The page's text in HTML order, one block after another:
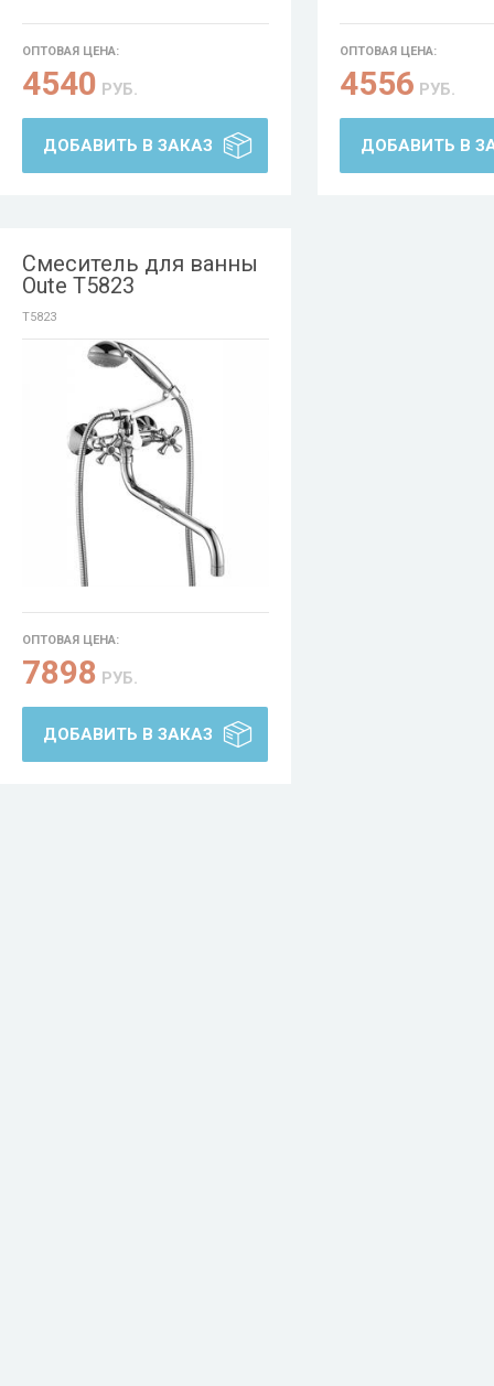
ОПТОВАЯ ЦЕНА:
4540 РУБ.
ДОБАВИТЬ В ЗАКАЗ
ОПТОВАЯ ЦЕНА:
4556 РУБ.
ДОБАВИТЬ В
Смеситель для ванны
Oute T5823
T5823
ОПТОВАЯ ЦЕНА:
7898 РУБ.
ДОБАВИТЬ В ЗАКАЗ